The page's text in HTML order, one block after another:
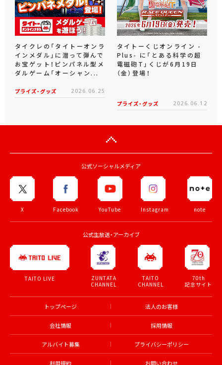
タイクレの「タイトーオンラ
インメダル」に潜って弾んで
お宝ゲット！ピンパネル型メ
ダルゲーム「オーシャン...
プライズ・グッズ 2026.06.25
タイトーくじオンライン -
Plus- に「とある科学の超
電磁砲T」くじが6月19日
（金）登場！
プライズ・グッズ 2026.06.12
公式ソーシャルメディア
X Facebook YouTube Instagram note
公式生放送・アーカイブ
TAITO LIVE
ZUNTATA
CHANNEL
TAITO
CHANNEL
70th
記念サイト
トップページ 法人のお客様
会社情報 採用情報
アルバイト募集 プライバシーポリシー